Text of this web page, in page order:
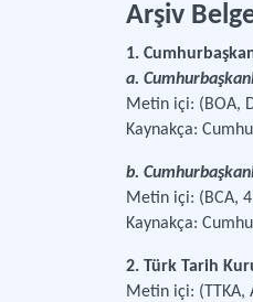
Arşiv
1.
a.
Metin içi: (BOA,
Kaynakça:
b.
Metin içi: (BCA,
Kaynakça:
2. Türk Tarih
Metin içi: (TTKA,